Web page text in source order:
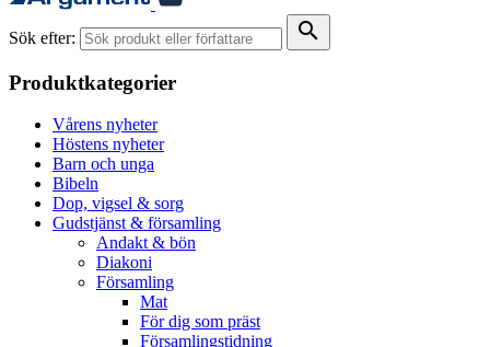
Sök efter: search
Produktkategorier
Vårens nyheter
Höstens nyheter
Barn och unga
Bibeln
Dop, vigsel & sorg
Gudstjänst & församling
Andakt & bön
Diakoni
Församling
Mat
För dig som präst
Församlingstidning